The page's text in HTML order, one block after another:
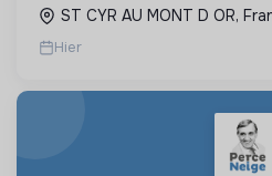
ST CYR AU MONT D OR,
Hier